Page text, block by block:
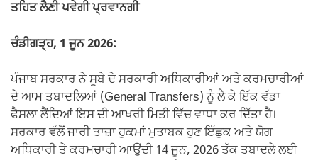
ਤਹਿਤ ਲੈਣੀ ਪਵੇਗੀ ਪ੍ਰਵਾਨਗੀ
ਚੰਡੀਗੜ੍ਹ, 1 ਜੂਨ 2026:
ਪੰਜਾਬ ਸਰਕਾਰ ਨੇ ਸੂਬੇ ਦੇ ਸਰਕਾਰੀ ਅਧਿਕਾਰੀਆਂ ਅਤੇ ਕਰਮਚਾਰੀਆਂ
ਦੇ ਆਮ ਤਬਾਦਲਿਆਂ (General Transfers) ਨੂੰ ਲੈ ਕੇ ਇੱਕ ਵੱਡਾ
ਫੈਸਲਾ ਲੈਂਦਿਆਂ ਇਸ ਦੀ ਆਖਰੀ ਮਿਤੀ ਵਿੱਚ ਵਾਧਾ ਕਰ ਦਿੱਤਾ ਹੈ।
ਸਰਕਾਰ ਵੱਲੋਂ ਜਾਰੀ ਤਾਜ਼ਾ ਹੁਕਮਾਂ ਮੁਤਾਬਕ ਹੁਣ ਇੱਛੁਕ ਅਤੇ ਯੋਗ
ਅਧਿਕਾਰੀ ਤੇ ਕਰਮਚਾਰੀ ਆਉਂਦੀ 14 ਜੂਨ, 2026 ਤੱਕ ਤਬਾਦਲੇ ਲਈ